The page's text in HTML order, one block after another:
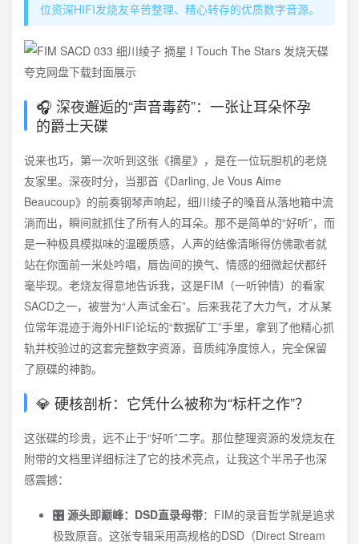
位资深HIFI发烧友辛苦整理、精心转存的优质数字音源。
🎧 深夜邂逅的“声音毒药”：一张让耳朵怀孕
的爵士天碟
说来也巧，第一次听到这张《摘星》，是在一位玩胆机的老烧
友家里。深夜时分，当那首《Darling, Je Vous Aime
Beaucoup》的前奏钢琴声响起，细川绫子的嗓音从落地箱中流
淌而出，瞬间就抓住了所有人的耳朵。那不是简单的“好听”，而
是一种极具模拟味的温暖质感，人声的结像清晰得仿佛歌者就
站在你面前一米处吟唱，唇齿间的换气、情感的细微起伏都纤
毫毕现。老烧友得意地告诉我，这是FIM（一听钟情）的看家
SACD之一，被誉为“人声试金石”。后来我花了大力气，才从某
位常年混迹于海外HIFI论坛的“数据矿工”手里，拿到了他精心抓
轨并校验过的这套完整数字资源，音质纯净度惊人，完全保留
了原碟的神韵。
💎 硬核剖析：它凭什么被称为“标杆之作”？
这张碟的珍贵，远不止于“好听”二字。那位整理资源的发烧友在
附带的文档里详细标注了它的技术亮点，让我这个半吊子也深
感震撼：
🎛️ 源头即巅峰：DSD直录母带：FIM的录音哲学就是追求
极致原音。这张专辑采用高规格的DSD（Direct Stream